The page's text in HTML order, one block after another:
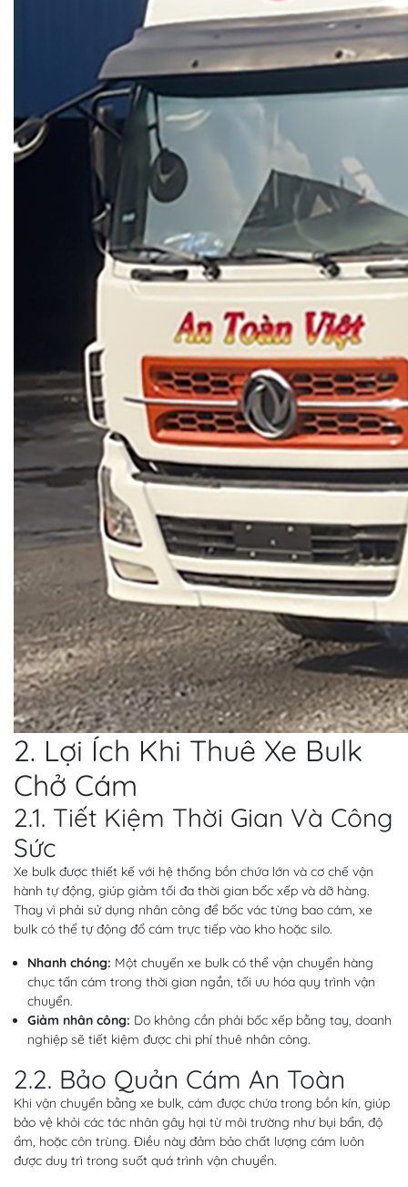
2. Lợi Ích Khi Thuê Xe Bulk
Chở Cám
2.1. Tiết Kiệm Thời Gian Và Công
Sức
Xe bulk được thiết kế với hệ thống bồn chứa lớn và cơ chế vận
hành tự động, giúp giảm tối đa thời gian bốc xếp và dỡ hàng.
Thay vì phải sử dụng nhân công để bốc vác từng bao cám, xe
bulk có thể tự động đổ cám trực tiếp vào kho hoặc silo.
Nhanh chóng: Một chuyến xe bulk có thể vận chuyển hàng
chục tấn cám trong thời gian ngắn, tối ưu hóa quy trình vận
chuyển.
Giảm nhân công: Do không cần phải bốc xếp bằng tay, doanh
nghiệp sẽ tiết kiệm được chi phí thuê nhân công.
2.2. Bảo Quản Cám An Toàn
Khi vận chuyển bằng xe bulk, cám được chứa trong bồn kín, giúp
bảo vệ khỏi các tác nhân gây hại từ môi trường như bụi bẩn, độ
ẩm, hoặc côn trùng. Điều này đảm bảo chất lượng cám luôn
được duy trì trong suốt quá trình vận chuyển.